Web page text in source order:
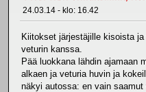
24.03.14 - klo: 16.42
Kiitokset järjestäjille kisoista
veturin kanssa.
Pää luokkana lähdin ajamaan
alkaen ja veturia huvin ja
näkyi autossa: en vain saamut